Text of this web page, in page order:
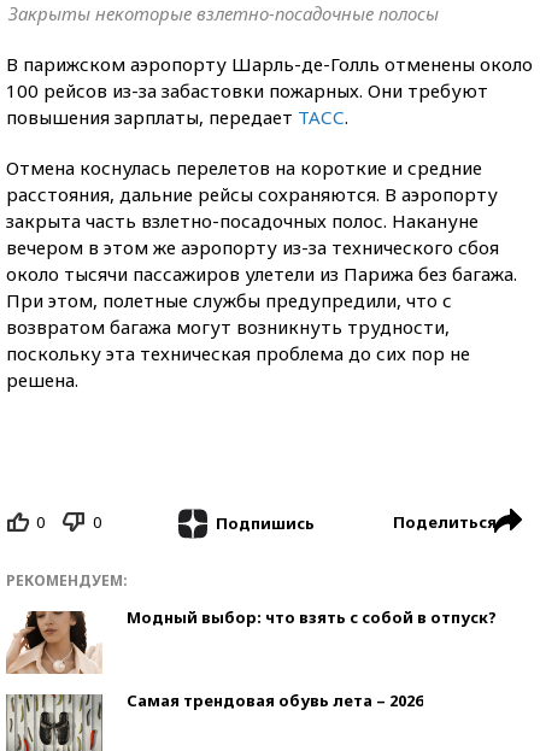
Закрыты некоторые взлетно-посадочные полосы
В парижском аэропорту Шарль-де-Голль отменены около
100 рейсов из-за забастовки пожарных. Они требуют
повышения зарплаты, передает ТАСС.
Отмена коснулась перелетов на короткие и средние
расстояния, дальние рейсы сохраняются. В аэропорту
закрыта часть взлетно-посадочных полос. Накануне
вечером в этом же аэропорту из-за технического сбоя
около тысячи пассажиров улетели из Парижа без багажа.
При этом, полетные службы предупредили, что с
возвратом багажа могут возникнуть трудности,
поскольку эта техническая проблема до сих пор не
решена.
0 0 Подпишись Поделиться
РЕКОМЕНДУЕМ:
Модный выбор: что взять с собой в отпуск?
Самая трендовая обувь лета – 2026